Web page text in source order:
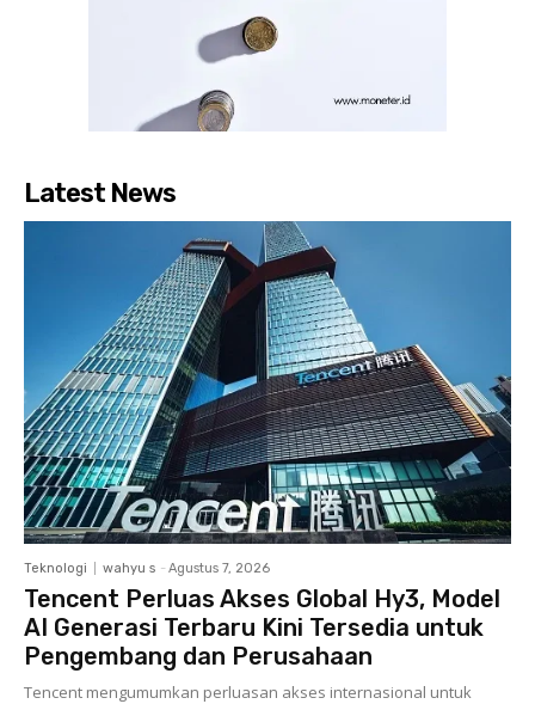
Latest News
Teknologi wahyu s - Agustus 7, 2026
Tencent Perluas Akses Global Hy3, Model
AI Generasi Terbaru Kini Tersedia untuk
Pengembang dan Perusahaan
Tencent mengumumkan perluasan akses internasional untuk